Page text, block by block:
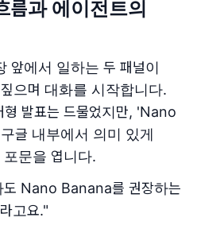
름과 에이전트의
앞에서 일하는 두 패널이
으며 대화를 시작합니다.
발표는 드물었지만, 'Nano
글 내부에서 의미 있게
문을 엽니다.
도 Nano Banana를 권장하는
고요."